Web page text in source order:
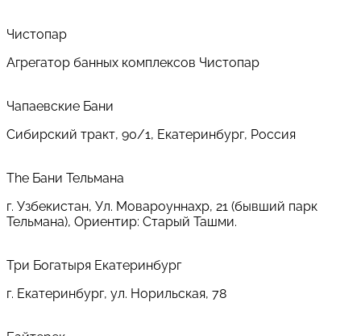
Чистопар
Агрегатор банных комплексов Чистопар
Чапаевские Бани
Сибирский тракт, 90/1, Екатеринбург, Россия
The Бани Тельмана
г. Узбекистан, Ул. Мовароуннахр, 21 (бывший парк
Тельмана), Ориентир: Старый Ташми.
Три Богатыря Екатеринбург
г. Екатеринбург, ул. Норильская, 78